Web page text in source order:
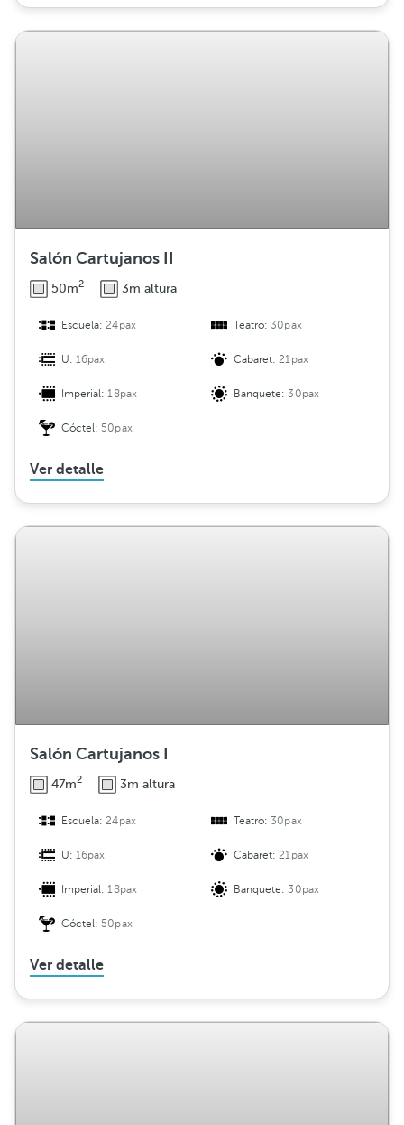
Salón Cartujanos II
50m2 3m altura
Escuela:24pax Teatro:30pax
U:16pax Cabaret:21pax
Imperial:18pax Banquete:30pax
Cóctel: 50pax
Ver detalle
Salón Cartujanos I
47m2 3m altura
Escuela:24pax Teatro:30pax
U:16pax Cabaret:21pax
Imperial:18pax Banquete:30pax
Cóctel: 50pax
Ver detalle